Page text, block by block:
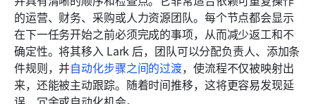
的运营、财务、采购或人力资源团队。每个节点都会显示
在下一任务开始之前必须完成的事项，从而减少返工和不
确定性。将其移入 Lark 后，团队可以分配负责人、添加条
件规则，并自动化步骤之间的过渡，使流程不仅被映射出
来，还能被主动跟踪。随着时间推移，这将更容易发现延